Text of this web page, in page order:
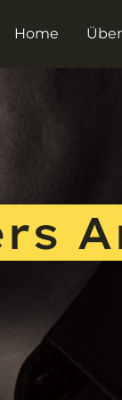
Home